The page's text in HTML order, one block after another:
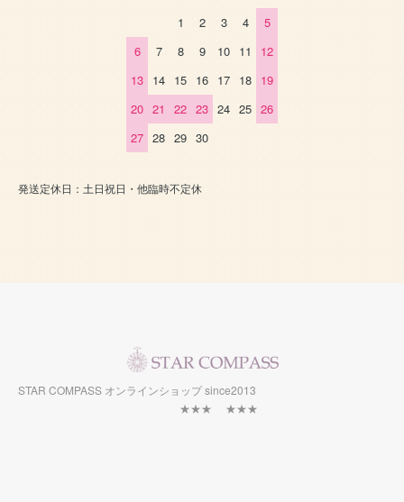
1
2 3 4
5
6
7 8 9 10 11
12
13 14 15 16 17 18 19
20 21 22 23 24 25 26
27 28 29 30
発送定休日：土日祝日・他臨時不定休
STAR COMPASS オンラインショップ since2013
★★★ ★★★